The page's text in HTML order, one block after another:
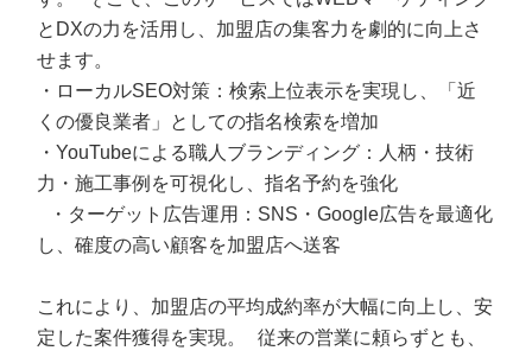
とDXの力を活用し、加盟店の集客力を劇的に向上さ
せます。
・ローカルSEO対策：検索上位表示を実現し、「近
くの優良業者」としての指名検索を増加
・YouTubeによる職人ブランディング：人柄・技術
力・施工事例を可視化し、指名予約を強化
・ターゲット広告運用：SNS・Google広告を最適化
し、確度の高い顧客を加盟店へ送客
これにより、加盟店の平均成約率が大幅に向上し、安
定した案件獲得を実現。 従来の営業に頼らずとも、